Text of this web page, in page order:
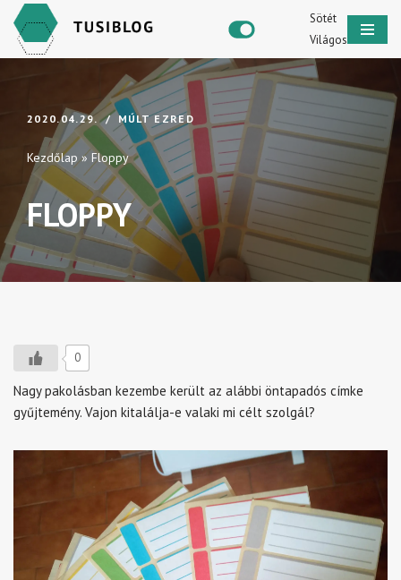
Skip
Sötét
Világos
2020.04.29. MÚLT EZRED
Kezdőlap»Floppy
FLOPPY
0
Nagy pakolásban kezembe került az alábbi öntapadós címke
gyűjtemény. Vajon kitalálja-e valaki mi célt szolgál?